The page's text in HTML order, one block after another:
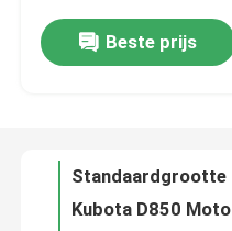
Over ons
Kwaliteitscontrole
Beste prijs
OEM-logo